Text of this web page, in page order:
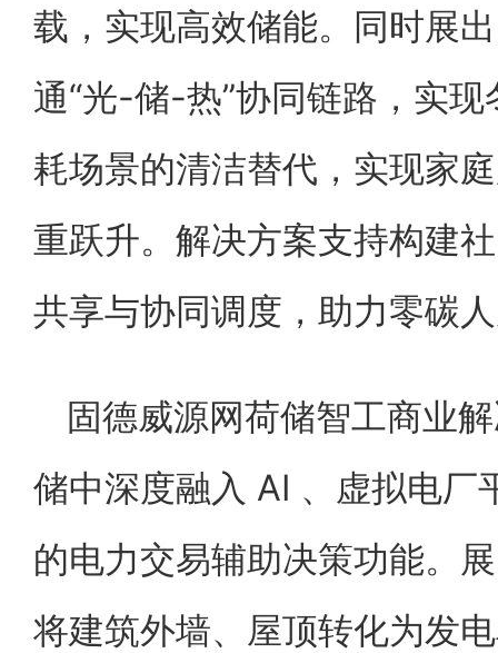
载，实现高效储能。同时展
通“光-储-热”协同链路，实
耗场景的清洁替代，实现家
重跃升。解决方案支持构建
共享与协同调度，助力零碳
固德威源网荷储智工商业
储中深度融入 AI 、虚拟电厂
的电力交易辅助决策功能。
将建筑外墙、屋顶转化为发